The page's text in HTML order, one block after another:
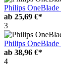
Philips OneBlade
ab 25,69 €*
3
Philips
ab 38,96 €*
4